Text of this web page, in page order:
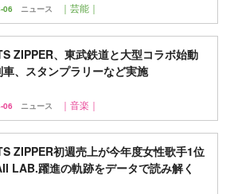
06 ニュース ｜芸能｜
ZIPPER、東武鉄道と大型コラボ始動
、スタンプラリーなど実施
06 ニュース ｜音楽｜
ZIPPER初週売上が今年度女性歌手1位
LAB.躍進の軌跡をデータで読み解く